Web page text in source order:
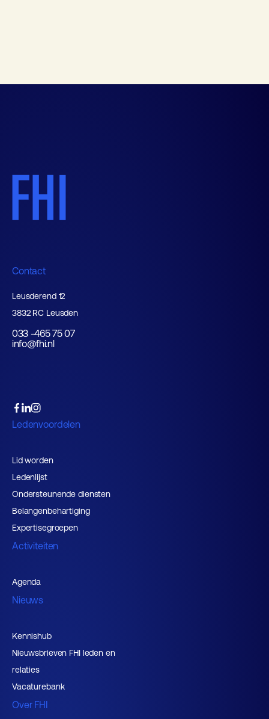
Contact
Leusderend 12
3832 RC Leusden
033 -465 75 07
info@fhi.nl
Ledenvoordelen
Lid worden
Ledenlijst
Ondersteunende diensten
Belangenbehartiging
Expertisegroepen
Activiteiten
Agenda
Nieuws
Kennishub
Nieuwsbrieven FHI leden en
relaties
Vacaturebank
Over FHI